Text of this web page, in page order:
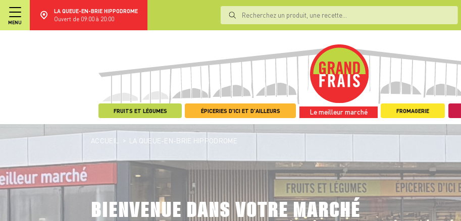
MENU
LA QUEUE-EN-BRIE HIPPODROME
Ouvert de 09:00 à 20:00
FRUITS ET LÉGUMES ÉPICERIES D'ICI ET D'AILLEURS Le meilleur marché FROMAGERIE
ACCUEIL > LA QUEUE-EN-BRIE HIPPODROME
BIENVENUE DANS VOTRE MARCHÉ